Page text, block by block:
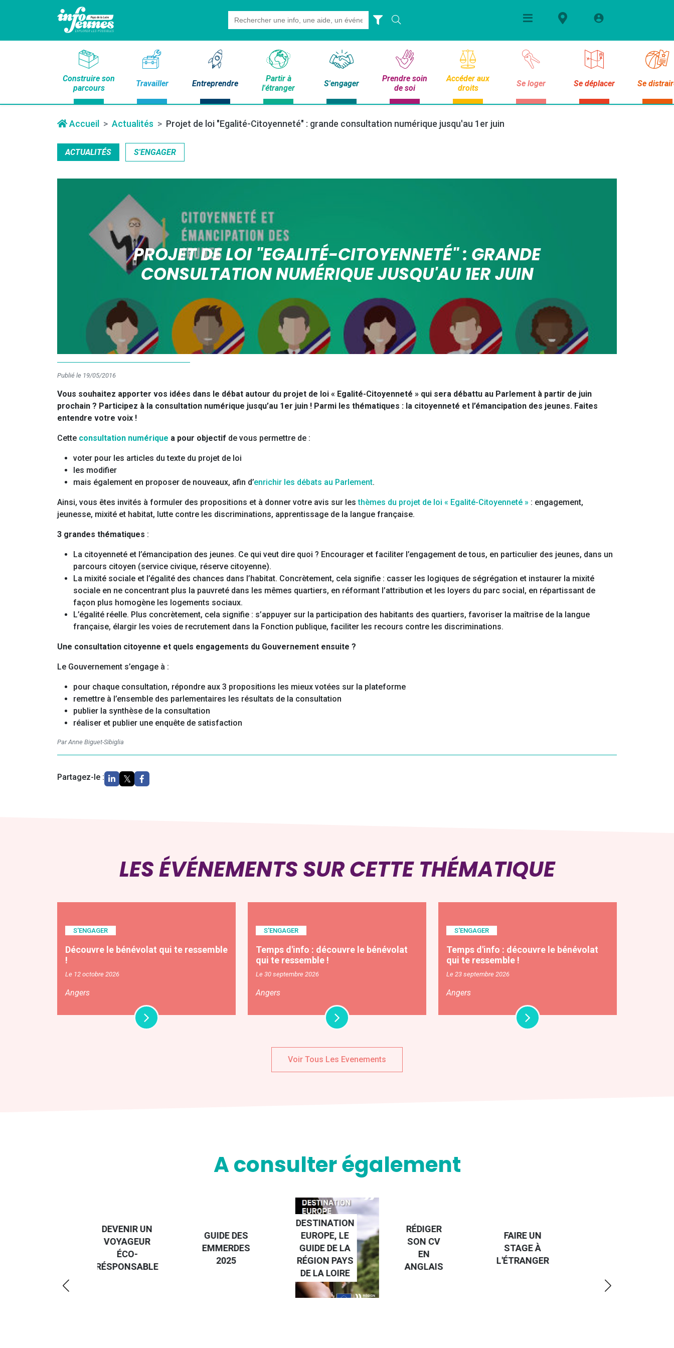
Search
for:
Construire son
parcours
Travailler Entreprendre
Partir à
l'étranger
S'engager
Prendre soin
de soi
Accéder aux
droits
Se loger Se déplacer Se
Accueil Actualités Projet de loi "Egalité-Citoyenneté" : grande consultation numérique jusqu'au 1er juin
ACTUALITÉS S'ENGAGER
PROJET DE LOI "EGALITÉ-CITOYENNETÉ" : GRANDE
CONSULTATION NUMÉRIQUE JUSQU'AU 1ER JUIN
Publié le 19/05/2016
Vous souhaitez apporter vos idées dans le débat autour du projet de loi « Egalité-Citoyenneté » qui sera débattu au Parlement à partir de juin
prochain ? Participez à la consultation numérique jusqu’au 1er juin ! Parmi les thématiques : la citoyenneté et l’émancipation des jeunes. Faites
entendre votre voix !
Cette consultation numérique a pour objectif de vous permettre de :
voter pour les articles du texte du projet de loi
les modifier
mais également en proposer de nouveaux, afin d’enrichir les débats au Parlement.
Ainsi, vous êtes invités à formuler des propositions et à donner votre avis sur les thèmes du projet de loi « Egalité-Citoyenneté » : engagement,
jeunesse, mixité et habitat, lutte contre les discriminations, apprentissage de la langue française.
3 grandes thématiques :
La citoyenneté et l’émancipation des jeunes. Ce qui veut dire quoi ? Encourager et faciliter l’engagement de tous, en particulier des jeunes, dans un
parcours citoyen (service civique, réserve citoyenne).
La mixité sociale et l’égalité des chances dans l’habitat. Concrètement, cela signifie : casser les logiques de ségrégation et instaurer la mixité
sociale en ne concentrant plus la pauvreté dans les mêmes quartiers, en réformant l’attribution et les loyers du parc social, en répartissant de
façon plus homogène les logements sociaux.
L’égalité réelle. Plus concrètement, cela signifie : s’appuyer sur la participation des habitants des quartiers, favoriser la maîtrise de la langue
française, élargir les voies de recrutement dans la Fonction publique, faciliter les recours contre les discriminations.
Une consultation citoyenne et quels engagements du Gouvernement ensuite ?
Le Gouvernement s’engage à :
pour chaque consultation, répondre aux 3 propositions les mieux votées sur la plateforme
remettre à l’ensemble des parlementaires les résultats de la consultation
publier la synthèse de la consultation
réaliser et publier une enquête de satisfaction
Par Anne Biguet-Sibiglia
Partagez-le :
LES ÉVÉNEMENTS SUR CETTE THÉMATIQUE
S'ENGAGER
Découvre le bénévolat qui te ressemble
!
Le 12 octobre 2026
Angers
S'ENGAGER
Temps d'info : découvre le bénévolat
qui te ressemble !
Le 30 septembre 2026
Angers
S'ENGAGER
Temps d'info : découvre le bénévolat
qui te ressemble !
Le 23 septembre 2026
Angers
Voir Tous Les Evenements
A consulter également
GUIDE DES
EMMERDES
2025
EUROPE, LE
GUIDE DE LA
RÉGION PAYS
RÉDIGER
SON CV
EN
ANGLAIS
FAIRE UN
STAGE À
L'ÉTRANGER
TROUVER
UN JOB À
L'ÉTRANGER